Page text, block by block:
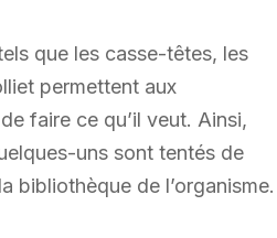
que les casse-têtes, les
permettent aux
faire ce qu’il veut. Ainsi,
uns sont tentés de
bibliothèque de l’organisme.